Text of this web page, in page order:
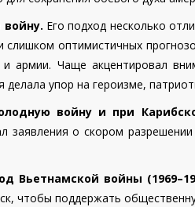
Его подход несколько
слишком оптимистичных
и армии. Чаще акцентировал
делала упор на героизме,
войну и при
заявления о скором
Вьетнамской войны
чтобы поддержать